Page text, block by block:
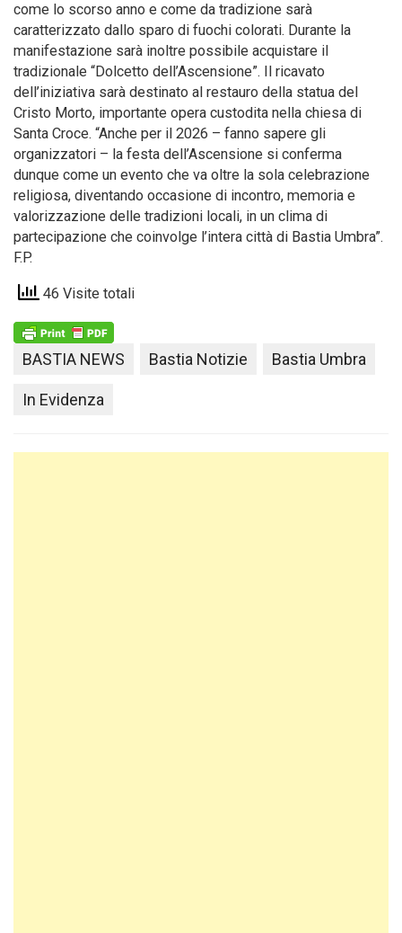
come lo scorso anno e come da tradizione sarà
caratterizzato dallo sparo di fuochi colorati. Durante la
manifestazione sarà inoltre possibile acquistare il
tradizionale “Dolcetto dell’Ascensione”. Il ricavato
dell’iniziativa sarà destinato al restauro della statua del
Cristo Morto, importante opera custodita nella chiesa di
Santa Croce. “Anche per il 2026 – fanno sapere gli
organizzatori – la festa dell’Ascensione si conferma
dunque come un evento che va oltre la sola celebrazione
religiosa, diventando occasione di incontro, memoria e
valorizzazione delle tradizioni locali, in un clima di
partecipazione che coinvolge l’intera città di Bastia Umbra”.
F.P.
46 Visite totali
BASTIA NEWS Bastia Notizie Bastia Umbra
In Evidenza